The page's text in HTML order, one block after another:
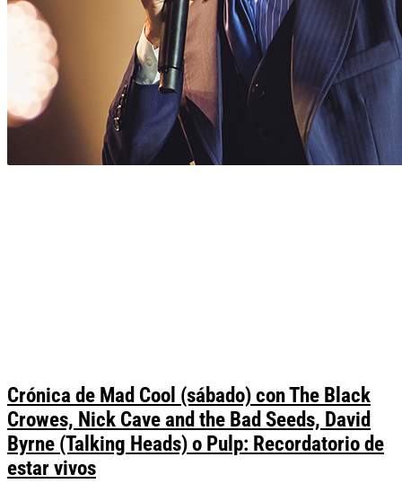
Crónica de Mad Cool (sábado) con The Black
Crowes, Nick Cave and the Bad Seeds, David
Byrne (Talking Heads) o Pulp: Recordatorio de
estar vivos